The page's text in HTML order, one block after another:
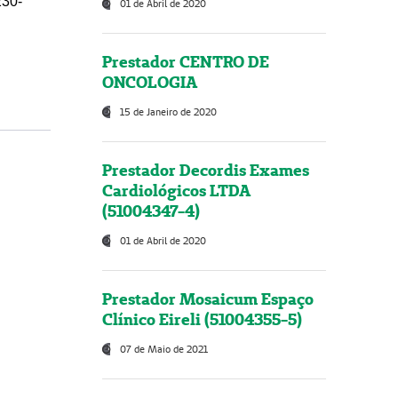
01 de Abril de 2020
Prestador CENTRO DE
ONCOLOGIA
15 de Janeiro de 2020
Prestador Decordis Exames
Cardiológicos LTDA
(51004347-4)
01 de Abril de 2020
Prestador Mosaicum Espaço
Clínico Eireli (51004355-5)
07 de Maio de 2021